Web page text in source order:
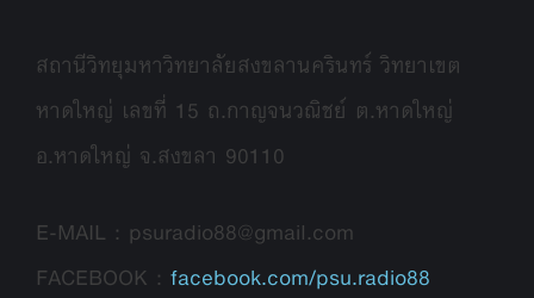
สถานีวิทยุมหาวิทยาลัยสงขลานครินทร์ วิทยาเขต
หาดใหญ่ เลขที่ 15 ถ.กาญจนวณิชย์ ต.หาดใหญ่
อ.หาดใหญ่ จ.สงขลา 90110
E-MAIL : psuradio88@gmail.com
FACEBOOK : facebook.com/psu.radio88